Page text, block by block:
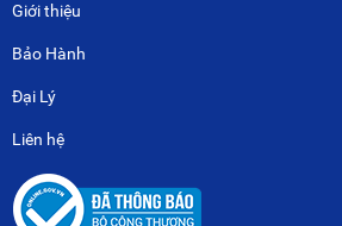
Giới thiệu
Bảo Hành
Đại Lý
Liên hệ